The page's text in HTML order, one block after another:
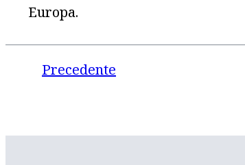
Europa.
Precedente